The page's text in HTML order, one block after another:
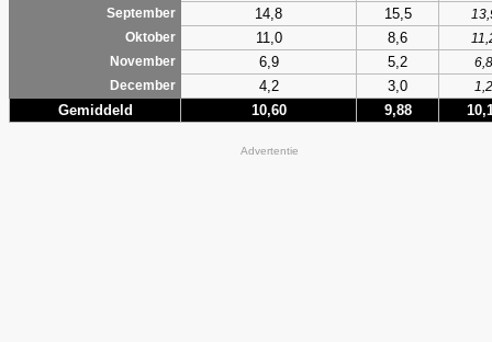
September
14,8 15,5
Oktober
11,0 8,6
November
6,9 5,2
6,8
December
4,2 3,0 1,2
Gemiddeld 10,60 9,88
Advertentie